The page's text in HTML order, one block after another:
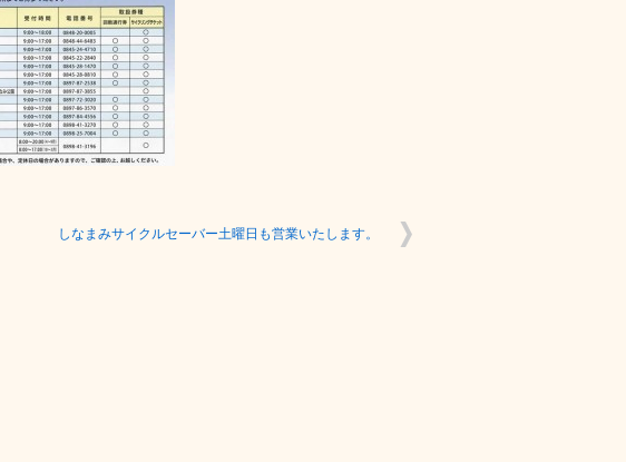
しなまみサイクルセーバー土曜日も営業いたします。